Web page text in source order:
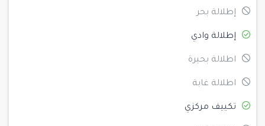
إطلالة بحر
إطلالة وادي
اطلالة بحيرة
اطلالة غابة
تكييف مركزي